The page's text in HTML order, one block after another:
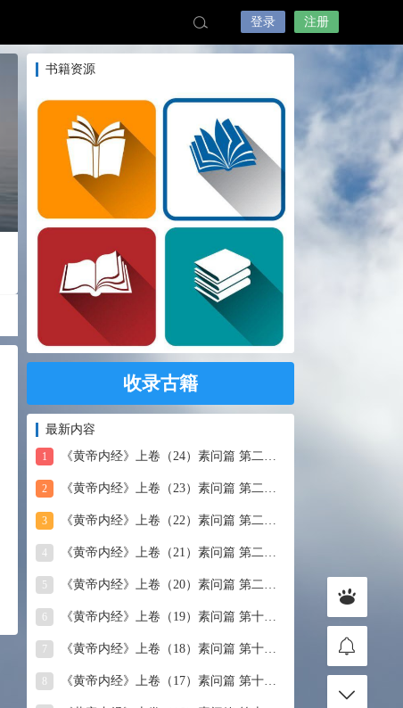
登录 注册
书籍资源
收录古籍
最新内容
1 《黄帝内经》上卷（24）素问篇 第二十四篇 血气形志篇第
2 《黄帝内经》上卷（23）素问篇 第二十三篇 宣明五气
3 《黄帝内经》上卷（22）素问篇 第二十二篇 藏气法时论
4 《黄帝内经》上卷（21）素问篇 第二十一篇 经脉别论
5 《黄帝内经》上卷（20）素问篇 第二十篇 三部九候论
6 《黄帝内经》上卷（19）素问篇 第十九篇 玉机真藏论
7 《黄帝内经》上卷（18）素问篇 第十八篇 平人气象论
《黄帝内经》上卷（17）素问篇 第十七篇 脉要精微论